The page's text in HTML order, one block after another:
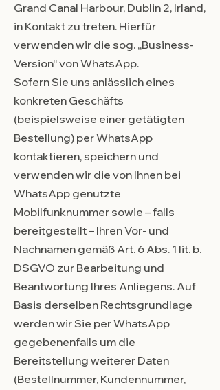
Grand Canal Harbour, Dublin 2, Irland,
in Kontakt zu treten. Hierfür
verwenden wir die sog. „Business-
Version“ von WhatsApp.
Sofern Sie uns anlässlich eines
konkreten Geschäfts
(beispielsweise einer getätigten
Bestellung) per WhatsApp
kontaktieren, speichern und
verwenden wir die von Ihnen bei
WhatsApp genutzte
Mobilfunknummer sowie – falls
bereitgestellt – Ihren Vor- und
Nachnamen gemäß Art. 6 Abs. 1 lit. b.
DSGVO zur Bearbeitung und
Beantwortung Ihres Anliegens. Auf
Basis derselben Rechtsgrundlage
werden wir Sie per WhatsApp
gegebenenfalls um die
Bereitstellung weiterer Daten
(Bestellnummer, Kundennummer,